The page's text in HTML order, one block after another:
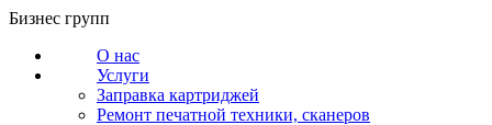
Перейти
содержанию
Бизнес групп
О нас
Услуги
Заправка картриджей
Ремонт печатной техники, сканеров